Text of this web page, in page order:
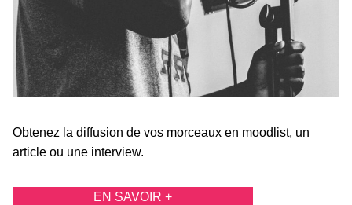
Obtenez la diffusion de vos morceaux en moodlist, un
article ou une interview.
EN SAVOIR +